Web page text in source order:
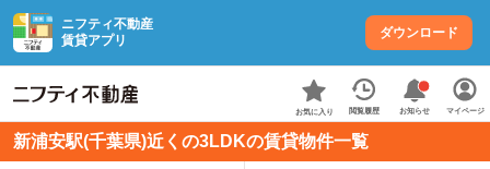
ニフティ不動産
賃貸アプリ
ダウンロード
お気に入り 閲覧履歴 お知らせ マイページ
新浦安駅(千葉県)近くの3LDKの賃貸物件一覧